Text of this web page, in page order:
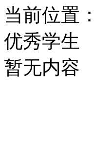
当前位置：
优秀学生
暂无内容